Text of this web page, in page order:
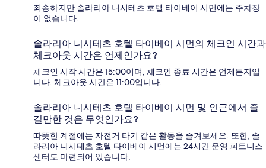
죄송하지만 솔라리아 니시테츠 호텔 타이베이 시먼에는 주차장
이 없습니다.
솔라리아 니시테츠 호텔 타이베이 시먼의 체크인 시간과
체크아웃 시간은 언제인가요?
체크인 시작 시간은 15:00이며, 체크인 종료 시간은 언제든지입
니다. 체크아웃 시간은 11:00입니다.
솔라리아 니시테츠 호텔 타이베이 시먼 및 인근에서 즐
길만한 것은 무엇인가요?
따뜻한 계절에는 자전거 타기 같은 활동을 즐겨보세요. 또한, 솔
라리아 니시테츠 호텔 타이베이 시먼에는 24시간 운영 피트니스
센터도 마련되어 있습니다.